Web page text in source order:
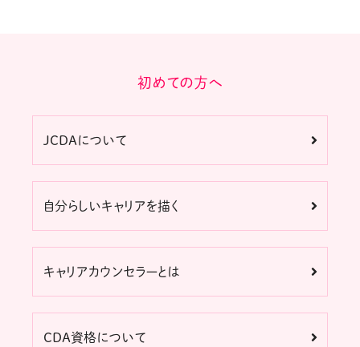
初めての方へ
JCDAについて
自分らしいキャリアを描く
キャリアカウンセラーとは
CDA資格について